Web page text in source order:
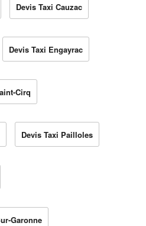
Devis Taxi Cauzac
Devis Taxi Engayrac
Cirq
Devis Taxi Pailloles
Garonne